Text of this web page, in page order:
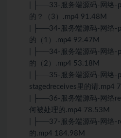
| ├──33-服务端源码-网络-
的？（3）.mp4 91.48M
| ├──34-服务端源码-网络-
的（1）.mp4 92.47M
| ├──34-服务端源码-网络-
的（2）.mp4 53.18M
| ├──35-服务端源码-网络-
stagedreceives里的请.mp4
| ├──36-服务端源码-网络
何被处理的.mp4 78.53M
| ├──37-服务端源码-网络-
的.mp4 184.98M